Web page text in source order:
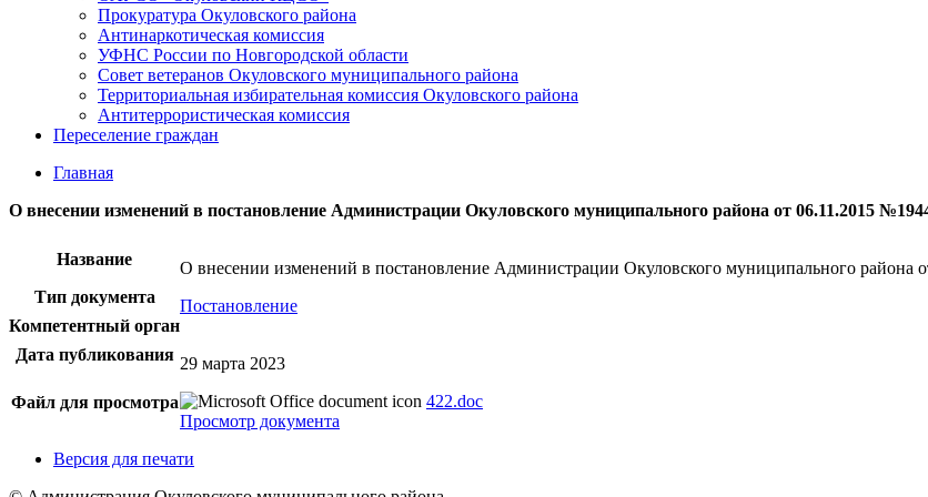
Прокуратура Окуловского района
Антинаркотическая комиссия
УФНС России по Новгородской области
Совет ветеранов Окуловского муниципального района
Территориальная избирательная комиссия Окуловского района
Антитеррористическая комиссия
Переселение граждан
Главная
О внесении изменений в постановление Администрации Окуловского муниципального района от 06.11.2015
Название
О внесении изменений в постановление Администрации Окуловского муниципального района
Тип документа
Постановление
Компетентный орган
Дата публикования 29 марта 2023
Файл для просмотра
422.doc
Просмотр документа
Версия для печати